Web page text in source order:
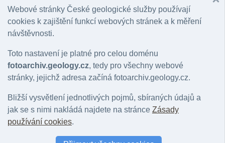
© Bokr, Pavel | 2007 © Čáp, Pavel | 2007 © Čáp, Pavel |
Webové stránky České geologické služby používají
cookies k zajištění funkcí webových stránek a k měření
návštěvnosti.
Toto nastavení je platné pro celou doménu
fotoarchiv.geology.cz, tedy pro všechny webové
stránky, jejichž adresa začíná fotoarchiv.geology.cz.
Bližší vysvětlení jednotlivých pojmů, sbíraných údajů a
jak se s nimi nakládá najdete na stránce Zásady
používání cookies.